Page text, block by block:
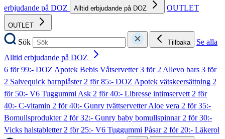
erbjudande på DOZ
Alltid erbjudande på DOZ OUTLET
OUTLET
Sök Tillbaka
Se alla
Alltid erbjudande på DOZ
6 för 99:- DOZ Apotek Bebis Våtservetter3 för 2 Allevo bars 3 för
2 Salvequick barnplåster2 för 85:- DOZ Apotek vätskeersättning 2
för 50:- V6 Tuggummi Ask 2 för 40:- Libresse intimservett2 för
40:- C-vitamin 2 för 40:- Gunry tvättservetter Aloe vera 2 för 35:-
Bomullsprodukter2 för 32:- Gunry baby bomullspinnar2 för 30:-
Vicks halstabletter2 för 25:- V6 Tuggummi Påsar2 för 20:- Läkerol